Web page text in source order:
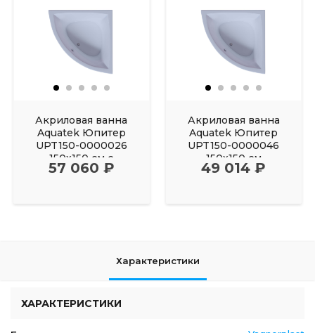
Акриловая ванна
Aquatek Юпитер
UPT150-0000026
150х150 см с
фронтальным
57 060 ₽
Акриловая ванна
Aquatek Юпитер
UPT150-0000046
150х150 см
49 014 ₽
Характеристики
ХАРАКТЕРИСТИКИ